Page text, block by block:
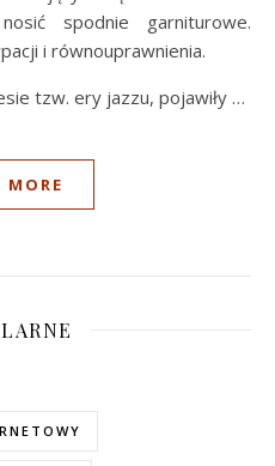
spodnie garniturowe.
i równouprawnienia.
tzw. ery jazzu, pojawiły …
MORE